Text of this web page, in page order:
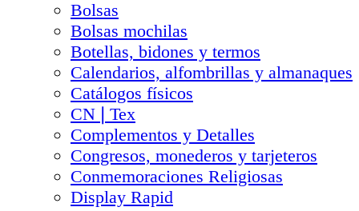
Bolsas
Bolsas mochilas
Botellas, bidones y termos
Calendarios, alfombrillas y almanaques
Catálogos físicos
CN❘Tex
Complementos y Detalles
Congresos, monederos y tarjeteros
Conmemoraciones Religiosas
Display Rapid